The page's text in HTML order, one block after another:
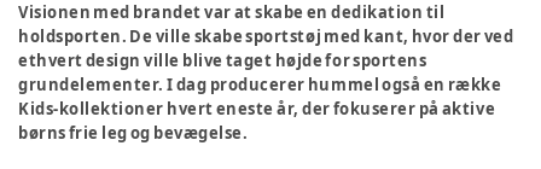
Visionen med brandet var at skabe en dedikation til
holdsporten. De ville skabe sportstøj med kant, hvor der ved
ethvert design ville blive taget højde for sportens
grundelementer. I dag producerer hummel også en række
Kids-kollektioner hvert eneste år, der fokuserer på aktive
børns frie leg og bevægelse.